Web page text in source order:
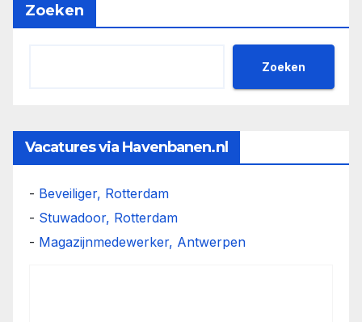
Employment
Sectors
and
Gaps
Zoeken
Zoeken
Vacatures via Havenbanen.nl
- Beveiliger, Rotterdam
- Stuwadoor, Rotterdam
- Magazijnmedewerker, Antwerpen